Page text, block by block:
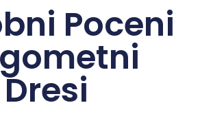
Poceni
Dresi